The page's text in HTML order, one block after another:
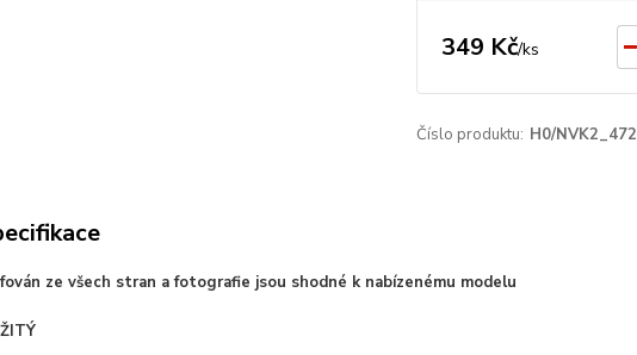
349 Kč/ks
Číslo produktu: H0/NVK2_472
ze všech stran a fotografie jsou shodné k nabízenému modelu